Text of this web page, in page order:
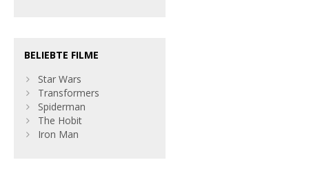
BELIEBTE FILME
Star Wars
Transformers
Spiderman
The Hobit
Iron Man